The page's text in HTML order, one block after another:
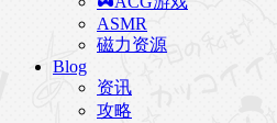
ASMR
磁力资源
Blog
资讯
攻略